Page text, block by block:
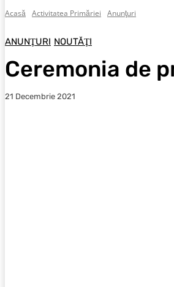
Acasă Activitatea Primăriei Anunţuri
ANUNŢURI NOUTĂŢI
Ceremonia de
21 Decembrie 2021